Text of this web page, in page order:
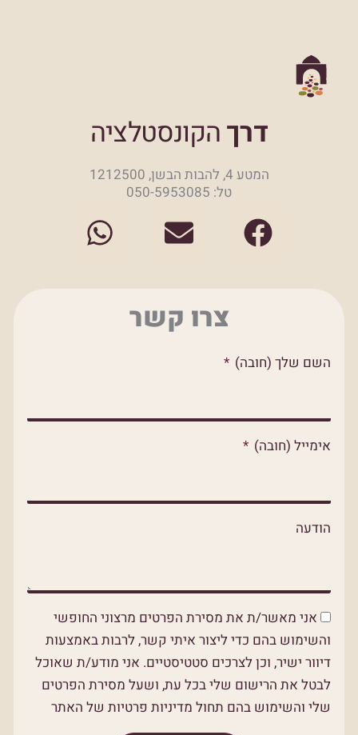
דרךהקונסטלציה
המטע 4, להבות הבשן, 1212500
טל: 050-5953085
F
a
o
k
E
n
l
e
W
h
p
צרו קשר
השם שלך (חובה)
אימייל (חובה)
הודעה
אני מאשר/ת את מסירת הפרטים מרצוני החופשי
והשימוש בהם כדי ליצור איתי קשר, לרבות באמצעות
דיוור ישיר, וכן לצרכים סטטיסטיים. אני מודע/ת שאוכל
לבטל את הרישום שלי בכל עת, ושעל מסירת הפרטים
שלי והשימוש בהם תחול מדיניות פרטיות של האתר